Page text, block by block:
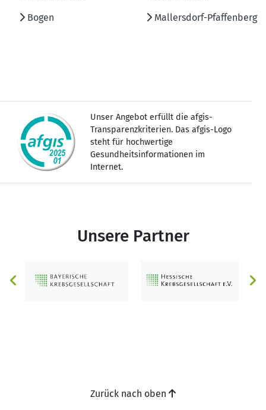
Bogen Mallersdorf-Pfaffenberg
Unser Angebot erfüllt die afgis-
Transparenzkriterien. Das afgis-Logo
steht für hochwertige
Gesundheitsinformationen im
Internet.
Unsere Partner
Zurück nach oben